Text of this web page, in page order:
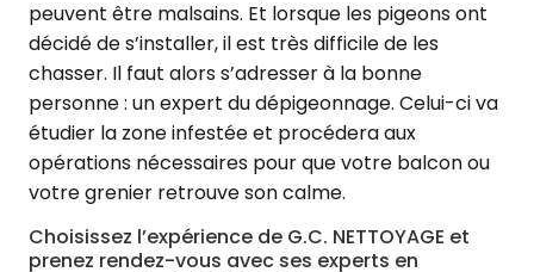
peuvent être malsains. Et lorsque les pigeons ont
décidé de s’installer, il est très difficile de les
chasser. Il faut alors s’adresser à la bonne
personne : un expert du dépigeonnage. Celui-ci va
étudier la zone infestée et procédera aux
opérations nécessaires pour que votre balcon ou
votre grenier retrouve son calme.
Choisissez l’expérience de G.C. NETTOYAGE et
prenez rendez-vous avec ses experts en